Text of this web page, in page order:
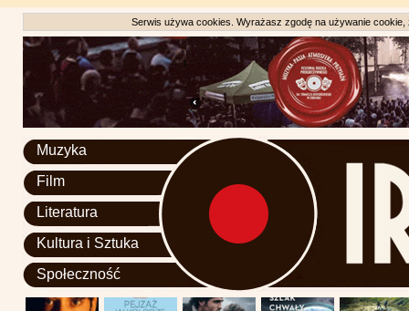
Serwis używa cookies. Wyrażasz zgodę na używanie
Muzyka
Film
Literatura
Kultura i Sztuka
Społeczność